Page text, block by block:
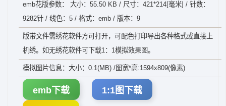
emb花版参数： 大小：55.50 KB / 尺寸：421*214[毫米] / 针数：
9282针 / 线色：5 / 格式：emb / 版本：9
版带文件需绣花软件方可打开，可配色打印导出各种格式或直接上
机绣。如无绣花软件可下载1：1模拟效果图。
模拟图片信息：大小：0.1(MB) /图宽*高:1594x809(像素)
emb下载 1:1图下载